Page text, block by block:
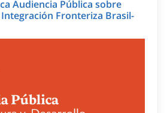
Audiencia Pública sobre
Fronteriza Brasil-